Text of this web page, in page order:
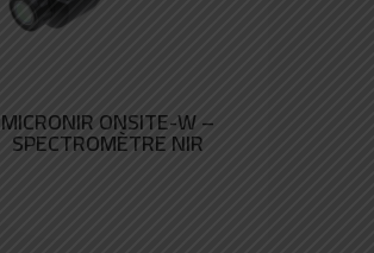
MICRONIR ONSITE-W –
SPECTROMÈTRE NIR